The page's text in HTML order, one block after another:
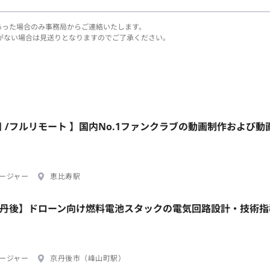
た場合のみ事務局からご連絡いたします。
い場合は見送りとなりますのでご了承ください。
フルリモート 】国内No.1ファンクラブの動画制作および動
ジャー 恵比寿駅
】ドローン向け燃料電池スタックの電気回路設計・技術
ジャー 京丹後市（峰山町駅）